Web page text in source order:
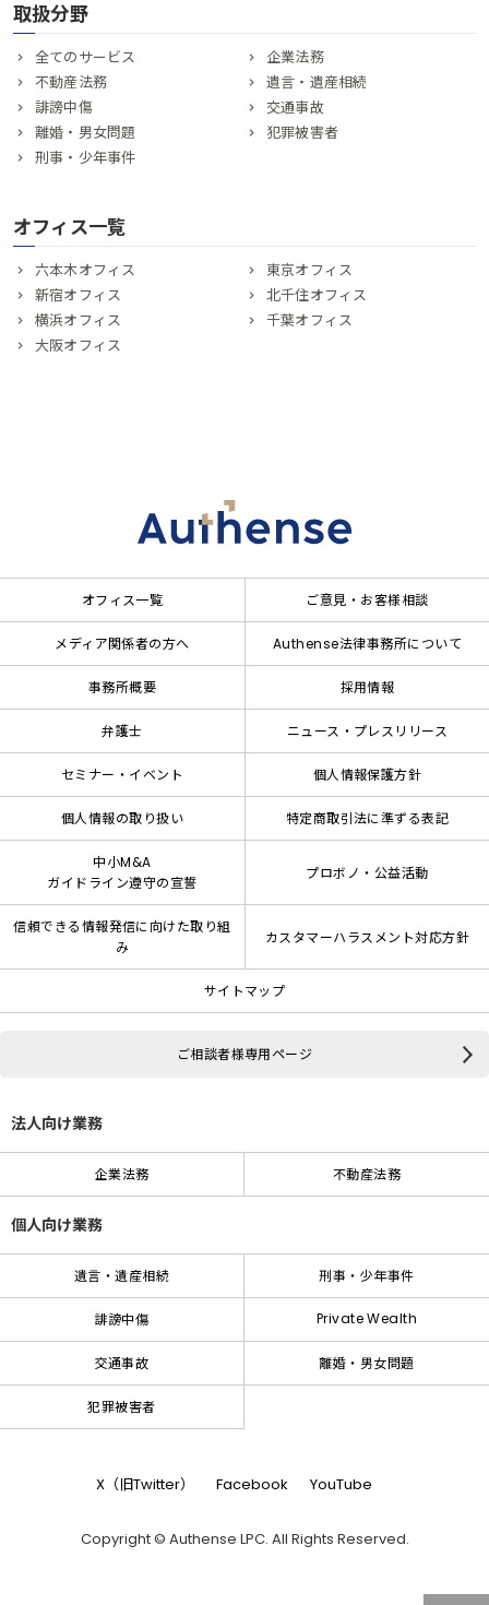
取扱分野
全てのサービス
企業法務
不動産法務
遺言・遺産相続
誹謗中傷
交通事故
離婚・男女問題
犯罪被害者
刑事・少年事件
オフィス一覧
六本木オフィス
東京オフィス
新宿オフィス
北千住オフィス
横浜オフィス
千葉オフィス
大阪オフィス
オフィス一覧 ご意見・お客様相談
メディア関係者の方へ Authense法律事務所について
事務所概要 採用情報
弁護士 ニュース・プレスリリース
セミナー・イベント 個人情報保護方針
個人情報の取り扱い 特定商取引法に準ずる表記
中小M&A
ガイドライン遵守の宣誓
プロボノ・公益活動
信頼できる情報発信に向けた取り組
み
カスタマーハラスメント対応方針
サイトマップ
ご相談者様専用ページ
法人向け業務
企業法務 不動産法務
個人向け業務
遺言・遺産相続 刑事・少年事件
誹謗中傷 Private Wealth
交通事故 離婚・男女問題
犯罪被害者
X（旧Twitter） Facebook YouTube
Copyright © Authense LPC. All Rights Reserved.